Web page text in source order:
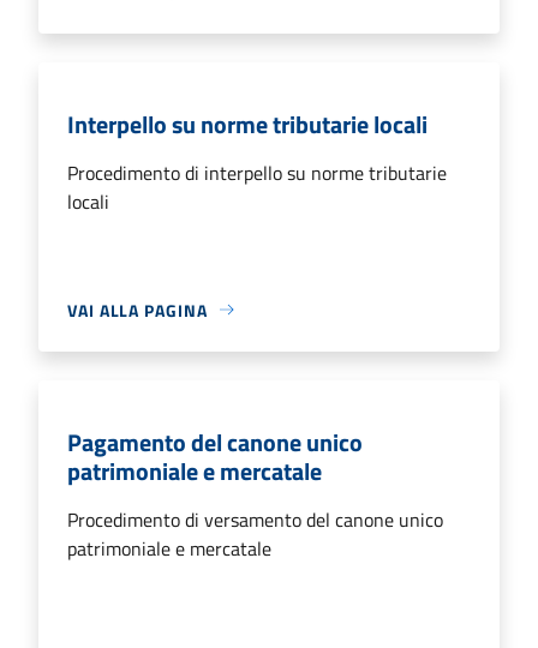
Interpello su norme tributarie locali
Procedimento di interpello su norme tributarie
locali
VAI ALLA PAGINA
Pagamento del canone unico
patrimoniale e mercatale
Procedimento di versamento del canone unico
patrimoniale e mercatale